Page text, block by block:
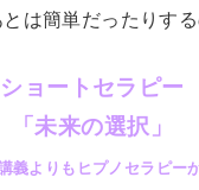
は簡単だったりする
ショートセラピー
「未来の選択」
義よりもヒプノセラピー